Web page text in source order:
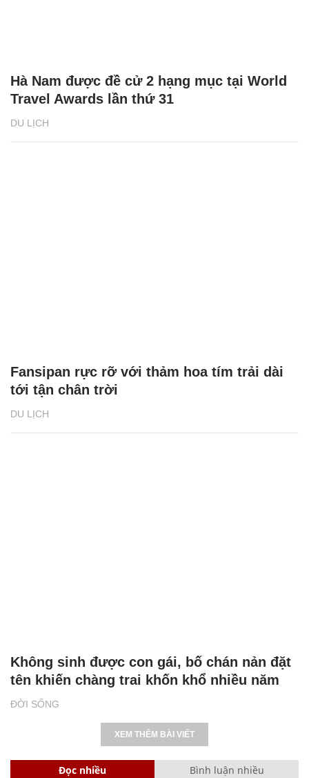
DU LỊCH
Hà Nam được đề cử 2 hạng mục tại World
Travel Awards lần thứ 31
DU LỊCH
Fansipan rực rỡ với thảm hoa tím trải dài
tới tận chân trời
ĐỜI SỐNG
Không sinh được con gái, bố chán nản đặt
tên khiến chàng trai khốn khổ nhiều năm
XEM THÊM BÀI VIẾT
Đọc nhiều Bình luận nhiều